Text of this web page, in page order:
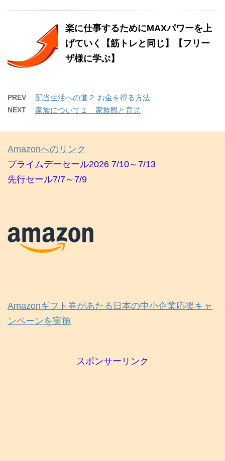
楽に仕事するためにMAXパワーを上
げていく【筋トレと同じ】【フリー
ザ様に学ぶ】
PREV 配当生活への道２ お金を得る方法
NEXT 家族について１ 家族観と育児
Amazonへのリンク
プライムデーセール2026 7/10～7/13
先行セール7/7～7/9
Amazonギフト券があたる日本の中小企業応援キャ
ンペーンを実施
スポンサーリンク